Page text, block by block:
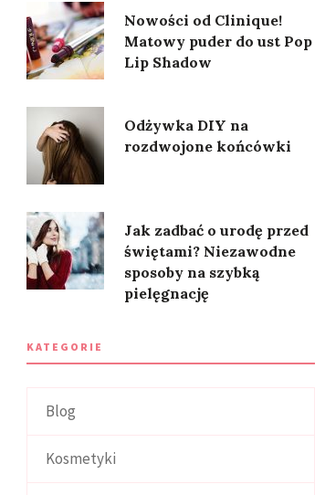
Nowości od Clinique!
Matowy puder do ust Pop
Lip Shadow
Odżywka DIY na
rozdwojone końcówki
Jak zadbać o urodę przed
świętami? Niezawodne
sposoby na szybką
pielęgnację
KATEGORIE
Blog
Kosmetyki